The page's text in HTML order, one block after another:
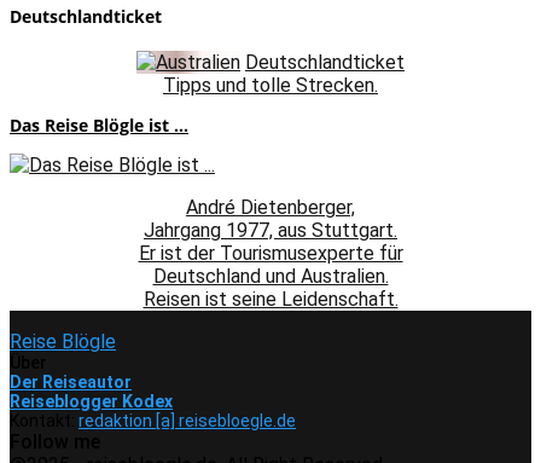
Deutschlandticket
Deutschlandticket
Tipps und tolle Strecken.
Das Reise Blögle ist ...
André Dietenberger,
Jahrgang 1977, aus Stuttgart.
Er ist der Tourismusexperte für
Deutschland und Australien.
Reisen ist seine Leidenschaft.
Reise Blögle
Der Reiseautor
Reiseblogger Kodex
redaktion [a] reisebloegle.de